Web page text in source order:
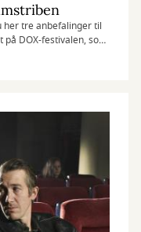
her tre anbefalinger til
DOX-festivalen, som